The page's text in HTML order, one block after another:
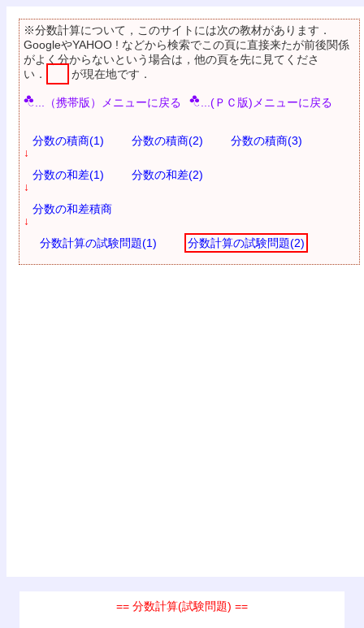
※分数計算について，このサイトには次の教材があります．
GoogleやYAHOO ! などから検索でこの頁に直接来たが前後関係
がよく分からないという場合は，他の頁を先に見てくださ
い．
が現在地です．
...（携帯版）メニューに戻る ...(ＰＣ版)メニューに戻る
↓
分数の積商(1) 分数の積商(2) 分数の積商(3)
↓
分数の和差(1) 分数の和差(2)
↓
分数の和差積商
分数計算の試験問題(1) 分数計算の試験問題(2)
== 分数計算(試験問題) ==